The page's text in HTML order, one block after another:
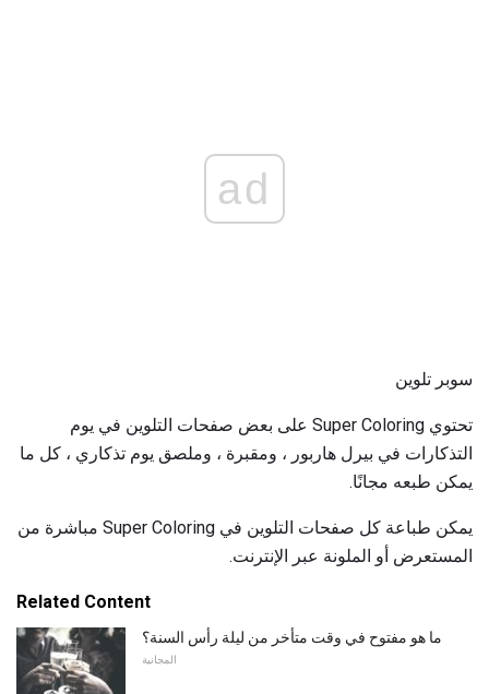
ad
سوبر تلوين
تحتوي Super Coloring على بعض صفحات التلوين في يوم
التذكارات في بيرل هاربور ، ومقبرة ، وملصق يوم تذكاري ، كل ما
يمكن طبعه مجانًا.
يمكن طباعة كل صفحات التلوين في Super Coloring مباشرة من
المستعرض أو الملونة عبر الإنترنت.
Related Content
ما هو مفتوح في وقت متأخر من ليلة رأس السنة؟
المجانية